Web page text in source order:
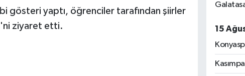
gösteri yaptı, öğrenciler tarafından şiirler
ziyaret etti.
15